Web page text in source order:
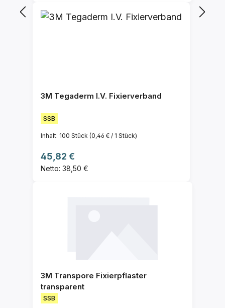
3M Tegaderm I.V. Fixierverband
SSB
Inhalt: 100 Stück (0,46 € / 1 Stück)
Regulärer Preis:
45,82 €
Netto: 38,50 €
3M Transpore Fixierpflaster
transparent
SSB